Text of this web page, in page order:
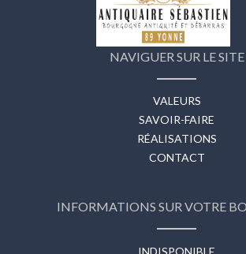
NAVIGUER SUR LE SITE
VALEURS
SAVOIR-FAIRE
RÉALISATIONS
CONTACT
INFORMATIONS SUR VOTRE
INDISPONIBLE